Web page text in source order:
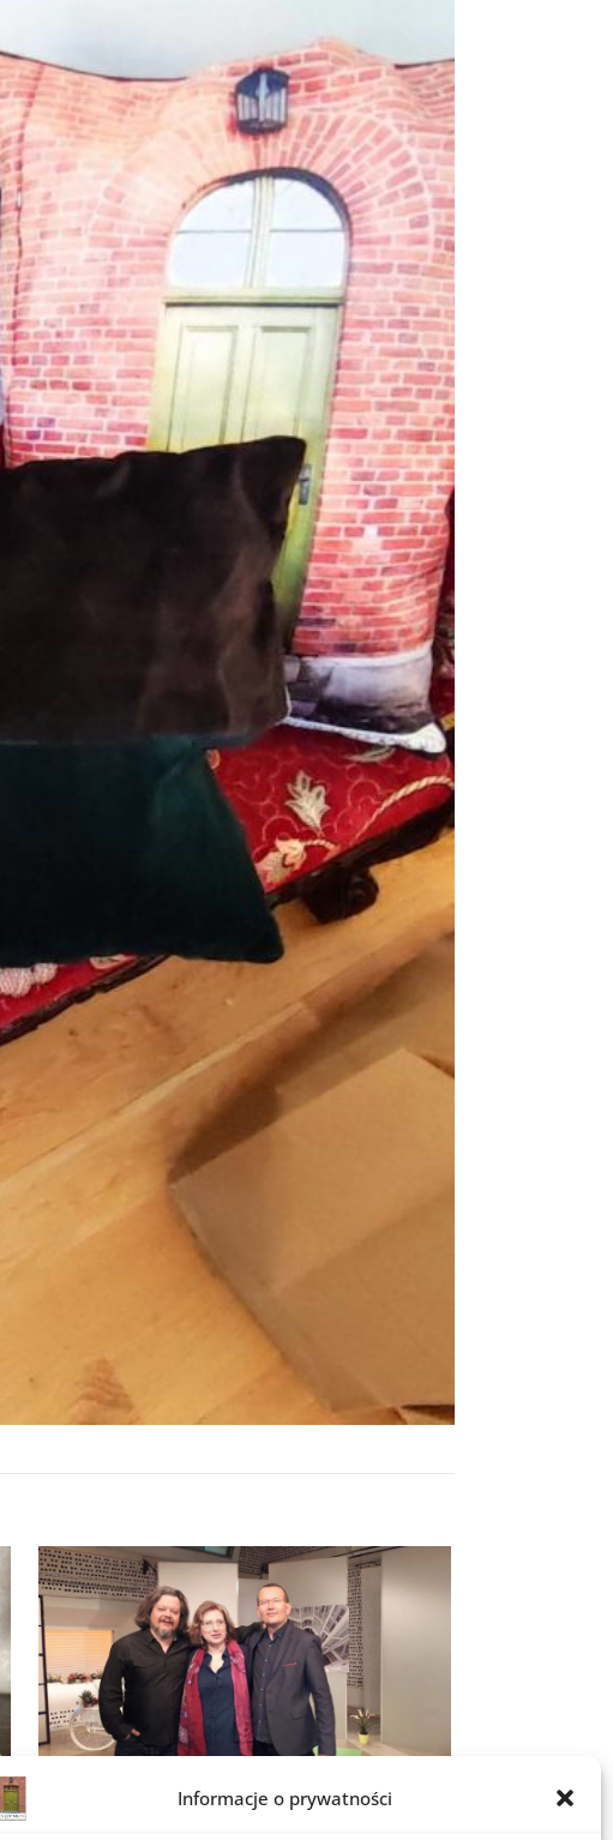
Informacje o prywatności
„Budzi się Ludzi” TVP 3